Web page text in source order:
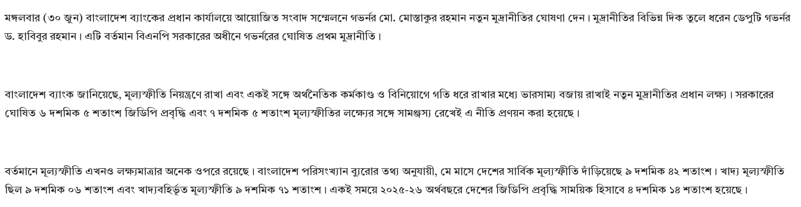
মঙ্গলবার (৩০ জুন) বাংলাদেশ ব্যাংকের প্রধান কার্যালয়ে আয়োজিত সংবাদ সম্মেলনে গভর্নর মো. মোস্তাকুর রহমান নতুন মুদ্রানীতির ঘোষণা দেন। মুদ্রানীতির বিভিন্ন দিক তুলে ধরেন ডেপুটি গভর্নর
ড. হাবিবুর রহমান। এটি বর্তমান বিএনপি সরকারের অধীনে গভর্নরের ঘোষিত প্রথম মুদ্রানীতি।
বাংলাদেশ ব্যাংক জানিয়েছে, মূল্যস্ফীতি নিয়ন্ত্রণে রাখা এবং একই সঙ্গে অর্থনৈতিক কর্মকাণ্ড ও বিনিয়োগে গতি ধরে রাখার মধ্যে ভারসাম্য বজায় রাখাই নতুন মুদ্রানীতির প্রধান লক্ষ্য। সরকারের
ঘোষিত ৬ দশমিক ৫ শতাংশ জিডিপি প্রবৃদ্ধি এবং ৭ দশমিক ৫ শতাংশ মূল্যস্ফীতির লক্ষ্যের সঙ্গে সামঞ্জস্য রেখেই এ নীতি প্রণয়ন করা হয়েছে।
বর্তমানে মূল্যস্ফীতি এখনও লক্ষ্যমাত্রার অনেক ওপরে রয়েছে। বাংলাদেশ পরিসংখ্যান ব্যুরোর তথ্য অনুযায়ী, মে মাসে দেশের সার্বিক মূল্যস্ফীতি দাঁড়িয়েছে ৯ দশমিক ৪২ শতাংশ। খাদ্য মূল্যস্ফীতি
ছিল ৯ দশমিক ০৬ শতাংশ এবং খাদ্যবহির্ভূত মূল্যস্ফীতি ৯ দশমিক ৭১ শতাংশ। একই সময়ে ২০২৫-২৬ অর্থবছরে দেশের জিডিপি প্রবৃদ্ধি সাময়িক হিসাবে ৪ দশমিক ১৪ শতাংশ হয়েছে।